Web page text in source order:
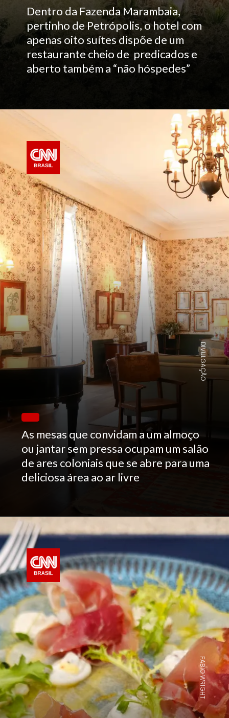
Dentro da Fazenda Marambaia,
pertinho de Petrópolis, o hotel com
apenas oito suítes dispõe de um
restaurante cheio de predicados e
aberto também a “não hóspedes”
As mesas que convidam a um almoço
ou jantar sem pressa ocupam um salão
de ares coloniais que se abre para uma
deliciosa área ao ar livre
DIVULGAÇÃO
FABIO WRIGHT